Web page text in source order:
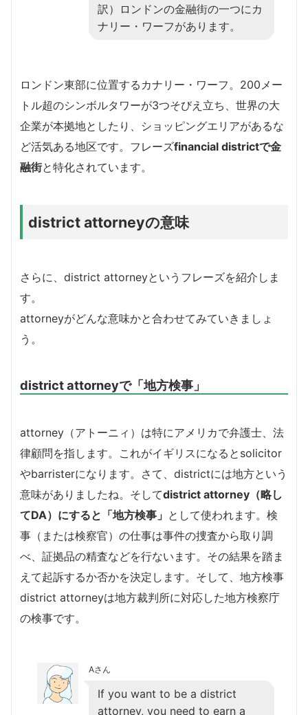
訳）ロンドンの金融街の一つにカ
ナリー・ワーフがあります。
ロンドン東部に位置するカナリー・ワーフ。200メー
トル超のシンボルタワーが3つそびえ立ち、世界の大
企業が本拠地としたり、ショッピングエリアがあるな
ど活気ある地区です。フレーズfinancial districtで金
融街と特化されています。
district attorneyの意味
さらに、district attorneyというフレーズを紹介しま
す。
attorneyがどんな意味かと合わせてみていきましょ
う。
district attorneyで「地方検事」
attorney（アトーニィ）は特にアメリカで弁護士、法
律顧問を指します。これがイギリスになるとsolicitor
やbarristerになります。さて、districtには地方という
意味がありましたね。そしてdistrict attorney（略し
てDA）にすると「地方検事」 として使われます。検
事（または検察官）の仕事は事件の捜査から取り調
べ、証拠品の精査などを行ないます。その結果を踏ま
えて起訴するか否かを決定します。そして、地方検事
district attorneyは地方裁判所に対応した地方検察庁
の検事です。
Aさん
If you want to be a district
attorney, you need to earn a